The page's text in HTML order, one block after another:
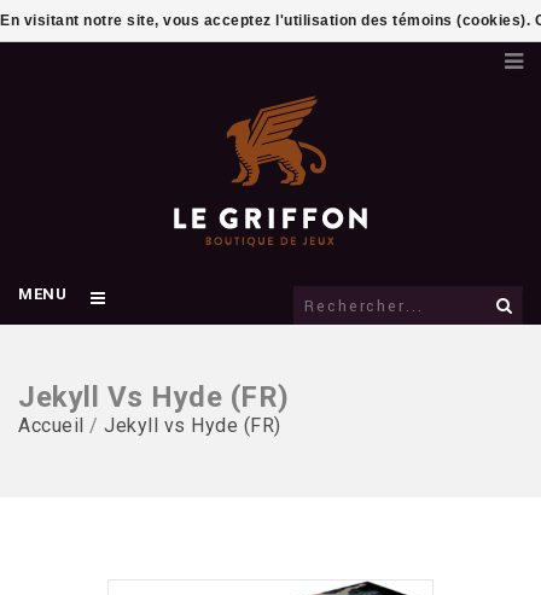
MENU
Jekyll Vs Hyde (FR)
Accueil / Jekyll vs Hyde (FR)
En visitant notre site, vous acceptez l'utilisation des témoins